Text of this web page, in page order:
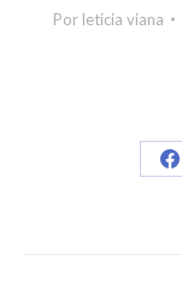
Por leticia viana